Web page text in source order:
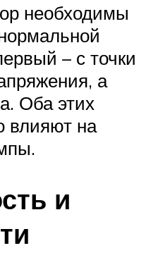
необходимы
– с точки
а
Оба этих
влияют на
и